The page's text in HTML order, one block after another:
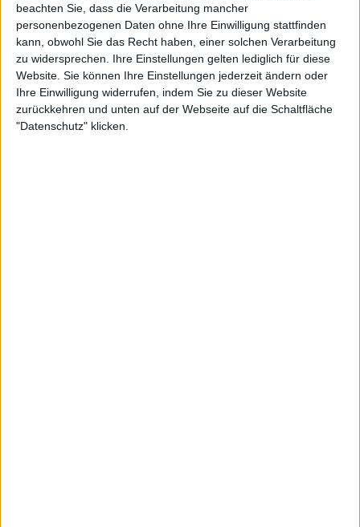
beachten Sie, dass die Verarbeitung mancher
personenbezogenen Daten ohne Ihre Einwilligung stattfinden
kann, obwohl Sie das Recht haben, einer solchen Verarbeitung
zu widersprechen. Ihre Einstellungen gelten lediglich für diese
Website. Sie können Ihre Einstellungen jederzeit ändern oder
Ihre Einwilligung widerrufen, indem Sie zu dieser Website
zurückkehren und unten auf der Webseite auf die Schaltfläche
"Datenschutz" klicken.